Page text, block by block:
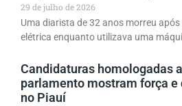
29 de julho de 2026
Uma diarista de 32 anos morreu
elétrica enquanto utilizava uma
Candidaturas homologadas
parlamento mostram força e
no Piauí